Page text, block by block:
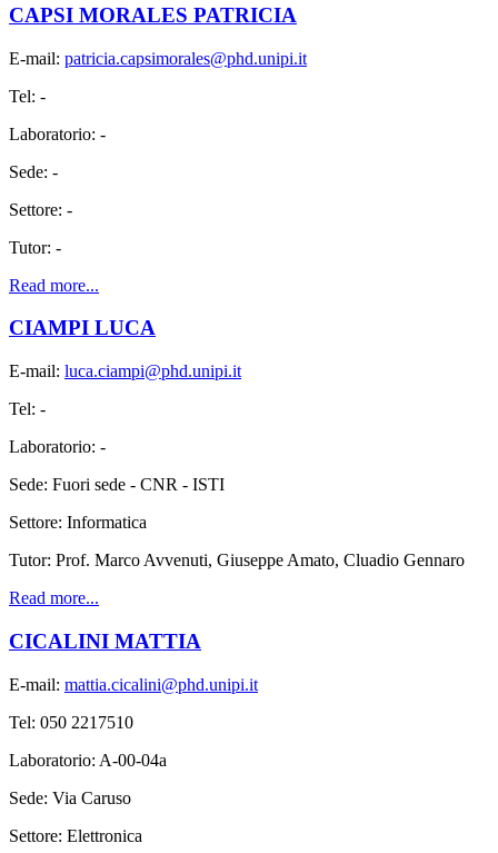
CAPSI MORALES PATRICIA
E-mail: patricia.capsimorales@phd.unipi.it
Tel: -
Laboratorio: -
Sede: -
Settore: -
Tutor: -
Read more...
CIAMPI LUCA
E-mail: luca.ciampi@phd.unipi.it
Tel: -
Laboratorio: -
Sede: Fuori sede - CNR - ISTI
Settore: Informatica
Tutor: Prof. Marco Avvenuti, Giuseppe Amato, Cluadio Gennaro
Read more...
CICALINI MATTIA
E-mail: mattia.cicalini@phd.unipi.it
Tel: 050 2217510
Laboratorio: A-00-04a
Sede: Via Caruso
Settore: Elettronica